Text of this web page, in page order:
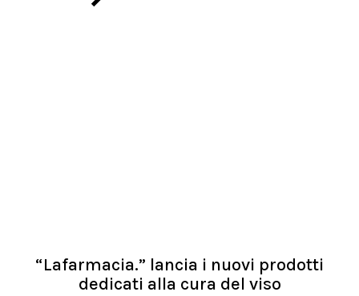
“Lafarmacia.” lancia i nuovi prodotti
dedicati alla cura del viso